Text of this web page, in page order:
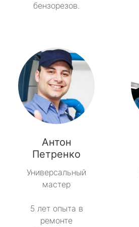
бензорезов.
Антон
Петренко
Универсальный
мастер
5 лет опыта в
ремонте